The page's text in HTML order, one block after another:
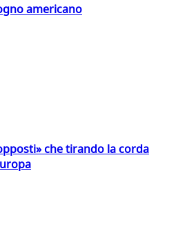
americano
che tirando la corda